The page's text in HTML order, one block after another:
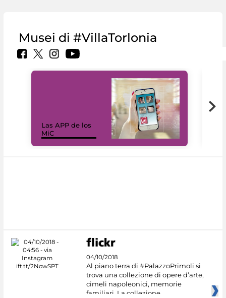
Musei di #VillaTorlonia
Las APP de los
MiC
04/10/2018
Al piano terra di #PalazzoPrimoli si
trova una collezione di opere d’arte,
cimeli napoleonici, memorie
familiari. La collezione